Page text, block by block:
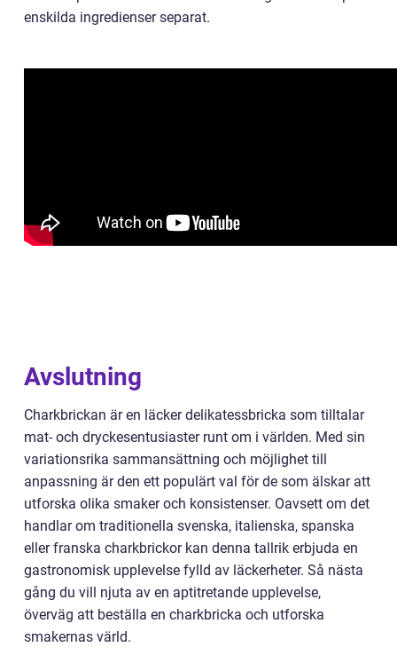
enskilda ingredienser separat.
Avslutning
Charkbrickan är en läcker delikatessbricka som tilltalar
mat- och dryckesentusiaster runt om i världen. Med sin
variationsrika sammansättning och möjlighet till
anpassning är den ett populärt val för de som älskar att
utforska olika smaker och konsistenser. Oavsett om det
handlar om traditionella svenska, italienska, spanska
eller franska charkbrickor kan denna tallrik erbjuda en
gastronomisk upplevelse fylld av läckerheter. Så nästa
gång du vill njuta av en aptitretande upplevelse,
överväg att beställa en charkbricka och utforska
smakernas värld.